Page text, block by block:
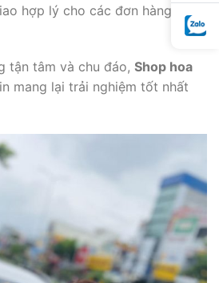
hợp lý cho các đơn hàng xa
tận tâm và chu đáo, Shop hoa
mang lại trải nghiệm tốt nhất